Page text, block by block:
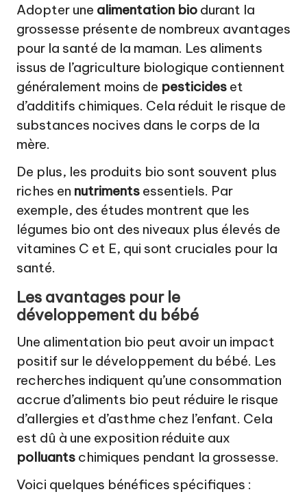
Adopter une alimentation bio durant la
grossesse présente de nombreux avantages
pour la santé de la maman. Les aliments
issus de l’agriculture biologique contiennent
généralement moins de pesticides et
d’additifs chimiques. Cela réduit le risque de
substances nocives dans le corps de la
mère.
De plus, les produits bio sont souvent plus
riches en nutriments essentiels. Par
exemple, des études montrent que les
légumes bio ont des niveaux plus élevés de
vitamines C et E, qui sont cruciales pour la
santé.
Les avantages pour le
développement du bébé
Une alimentation bio peut avoir un impact
positif sur le développement du bébé. Les
recherches indiquent qu’une consommation
accrue d’aliments bio peut réduire le risque
d’allergies et d’asthme chez l’enfant. Cela
est dû à une exposition réduite aux
polluants chimiques pendant la grossesse.
Voici quelques bénéfices spécifiques :